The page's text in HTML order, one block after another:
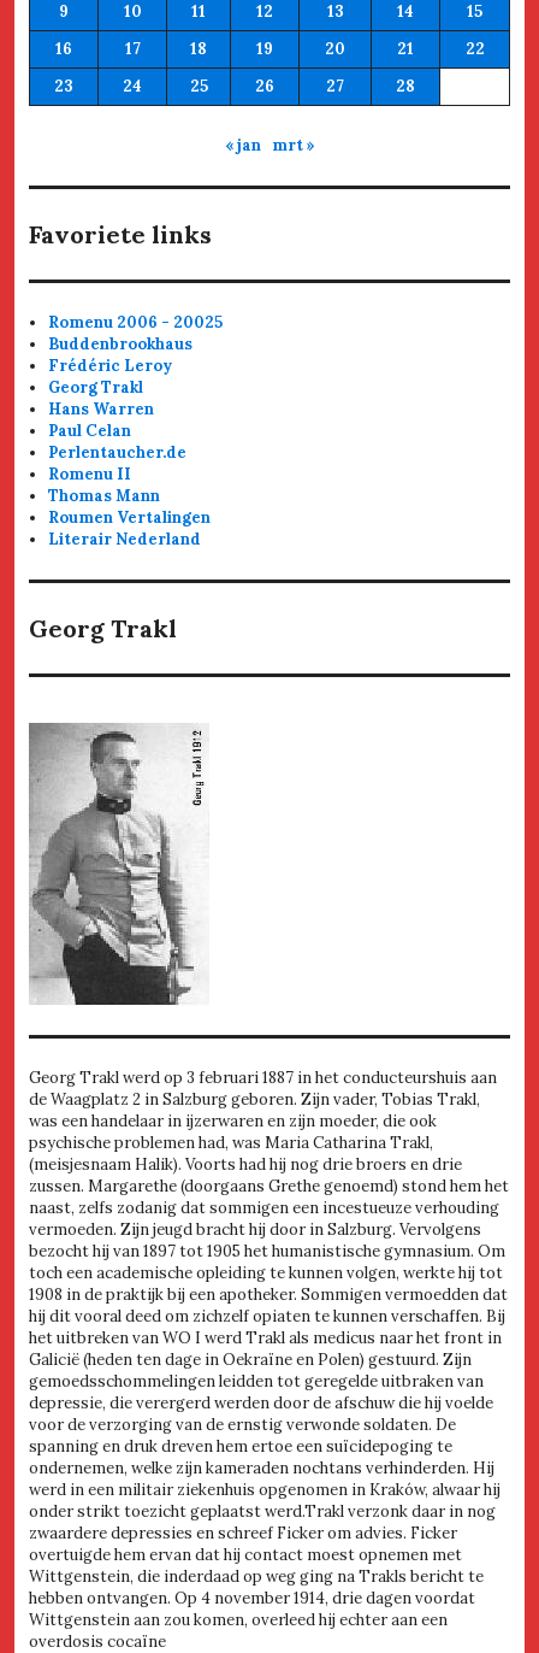
9
10 11 12 13 14
15
16
17 18 19 20 21
22
23
24 25 26 27 28
« jan mrt »
Favoriete links
Romenu 2006 - 20025
Buddenbrookhaus
Frédéric Leroy
Georg Trakl
Hans Warren
Paul Celan
Perlentaucher.de
Romenu II
Thomas Mann
Roumen Vertalingen
Literair Nederland
Georg Trakl
Georg Trakl werd op 3 februari 1887 in het conducteurshuis aan
de Waagplatz 2 in Salzburg geboren. Zijn vader, Tobias Trakl,
was een handelaar in ijzerwaren en zijn moeder, die ook
psychische problemen had, was Maria Catharina Trakl,
(meisjesnaam Halik). Voorts had hij nog drie broers en drie
zussen. Margarethe (doorgaans Grethe genoemd) stond hem het
naast, zelfs zodanig dat sommigen een incestueuze verhouding
vermoeden. Zijn jeugd bracht hij door in Salzburg. Vervolgens
bezocht hij van 1897 tot 1905 het humanistische gymnasium. Om
toch een academische opleiding te kunnen volgen, werkte hij tot
1908 in de praktijk bij een apotheker. Sommigen vermoedden dat
hij dit vooral deed om zichzelf opiaten te kunnen verschaffen. Bij
het uitbreken van WO I werd Trakl als medicus naar het front in
Galicië (heden ten dage in Oekraïne en Polen) gestuurd. Zijn
gemoedsschommelingen leidden tot geregelde uitbraken van
depressie, die verergerd werden door de afschuw die hij voelde
voor de verzorging van de ernstig verwonde soldaten. De
spanning en druk dreven hem ertoe een suïcidepoging te
ondernemen, welke zijn kameraden nochtans verhinderden. Hij
werd in een militair ziekenhuis opgenomen in Kraków, alwaar hij
onder strikt toezicht geplaatst werd.Trakl verzonk daar in nog
zwaardere depressies en schreef Ficker om advies. Ficker
overtuigde hem ervan dat hij contact moest opnemen met
Wittgenstein, die inderdaad op weg ging na Trakls bericht te
hebben ontvangen. Op 4 november 1914, drie dagen voordat
Wittgenstein aan zou komen, overleed hij echter aan een
overdosis cocaïne